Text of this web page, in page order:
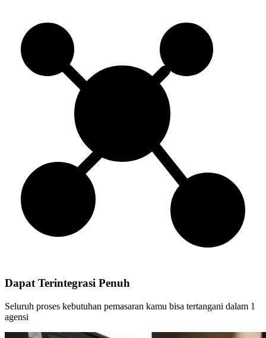
Dapat Terintegrasi Penuh
Seluruh proses kebutuhan pemasaran kamu bisa tertangani dalam 1
agensi